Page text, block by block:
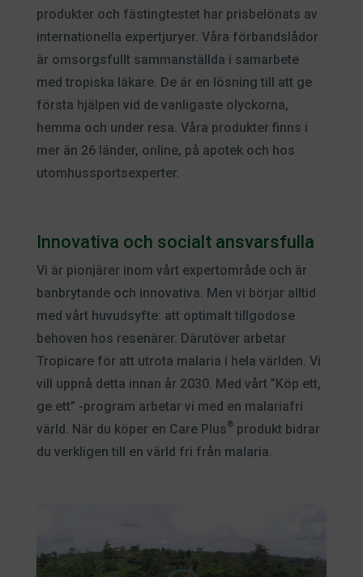
produkter och fästingtestet har prisbelönats av
internationella expertjuryer. Våra förbandslådor
är omsorgsfullt sammanställda i samarbete
med tropiska läkare. De är en lösning till att ge
första hjälpen vid de vanligaste olyckorna,
hemma och under resa. Våra produkter finns i
mer än 26 länder, online, på apotek och hos
utomhussportsexperter.
Innovativa och socialt ansvarsfulla
Vi är pionjärer inom vårt expertområde och är
banbrytande och innovativa. Men vi börjar alltid
med vårt huvudsyfte: att optimalt tillgodose
behoven hos resenärer. Därutöver arbetar
Tropicare för att utrota malaria i hela världen. Vi
vill uppnå detta innan år 2030. Med vårt ”Köp ett,
ge ett” -program arbetar vi med en malariafri
värld. När du köper en Care Plus®produkt bidrar
du verkligen till en värld fri från malaria.